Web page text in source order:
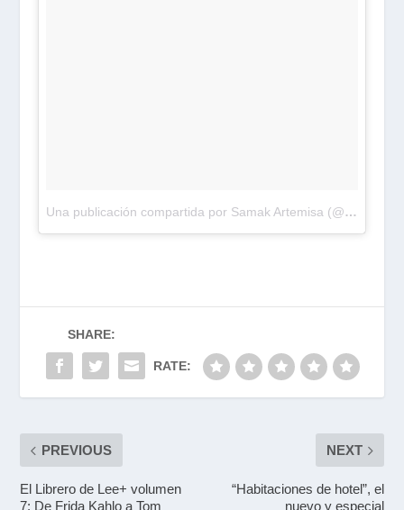
Una publicación compartida por Samak Artemisa (@samak_artemisa)
SHARE:
RATE:
PREVIOUS
El Librero de Lee+ volumen
7: De Frida Kahlo a Tom
NEXT
“Habitaciones de hotel”, el
nuevo y especial